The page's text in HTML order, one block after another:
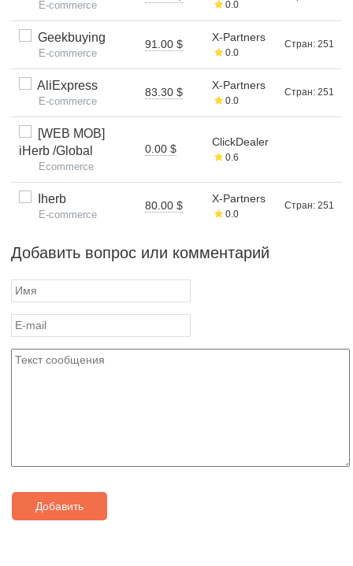
E-commerce 0.0
Geekbuying
E-commerce
91.00 $
X-Partners
0.0
Стран: 251
AliExpress
E-commerce
83.30 $
X-Partners
0.0
Стран: 251
[WEB MOB]
iHerb /Global
Ecommerce
0.00 $
ClickDealer
0.6
Iherb
E-commerce
80.00 $
X-Partners
0.0
Стран: 251
Добавить вопрос или комментарий
Добавить